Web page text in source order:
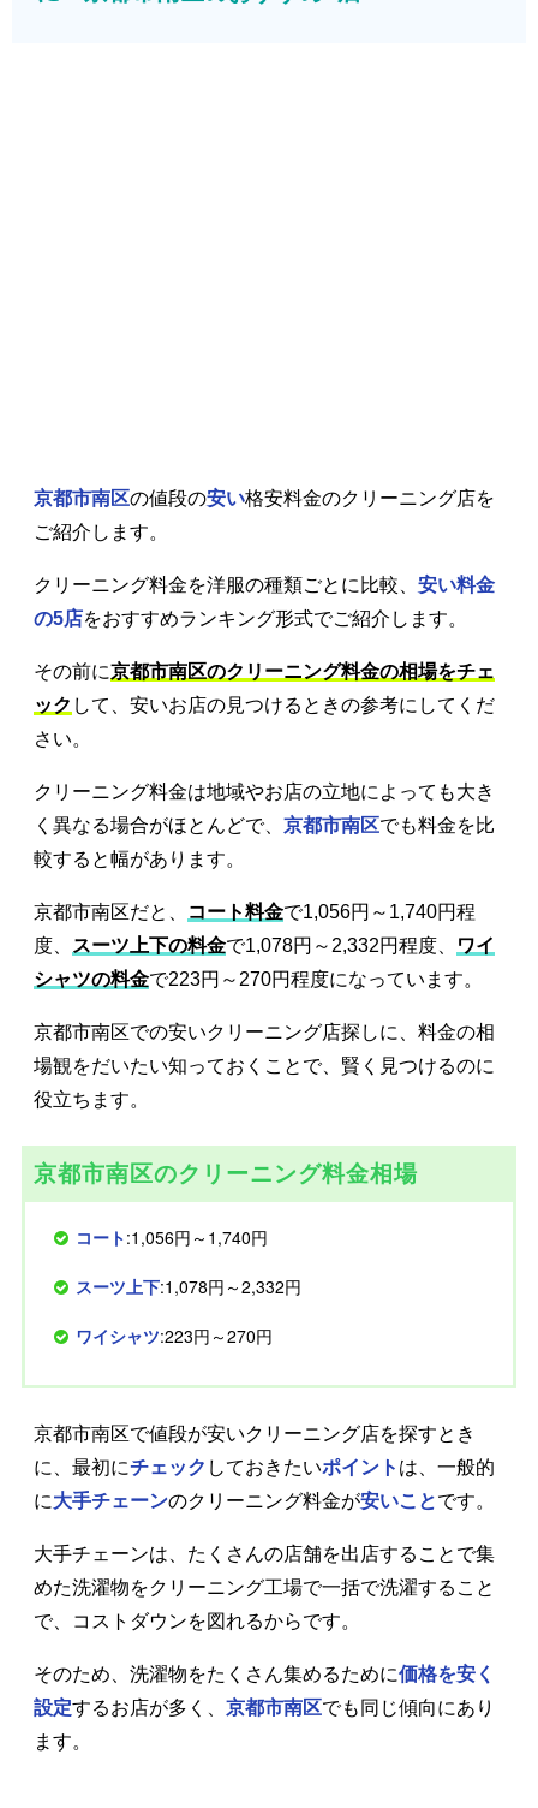
京都市南区の値段の安い格安料金のクリーニング店を
ご紹介します。
クリーニング料金を洋服の種類ごとに比較、 安い料金
の5店をおすすめランキング形式でご紹介します。
その前に京都市南区のクリーニング料金の相場をチェ
ック して、安いお店の見つけるときの参考にしてくだ
さい。
クリーニング料金は地域やお店の立地によっても大き
く異なる場合がほとんどで、 京都市南区でも料金を比
較すると幅があります。
京都市南区だと、 コート料金で1,056円～1,740円程
度、
スーツ上下の料金で1,078円～2,332円程度、
ワイ
シャツの料金で223円～270円程度になっています。
京都市南区での安いクリーニング店探しに、料金の相
場観をだいたい知っておくことで、賢く見つけるのに
役立ちます。
京都市南区のクリーニング料金相場
コート:1,056円～1,740円
スーツ上下:1,078円～2,332円
ワイシャツ:223円～270円
京都市南区で値段が安いクリーニング店を探すとき
に、最初にチェック しておきたいポイント は、一般的
に大手チェーンのクリーニング料金が安いことです。
大手チェーンは、たくさんの店舗を出店することで集
めた洗濯物をクリーニング工場で一括で洗濯すること
で、コストダウンを図れるからです。
そのため、洗濯物をたくさん集めるために価格を安く
設定するお店が多く、 京都市南区でも同じ傾向にあり
ます。